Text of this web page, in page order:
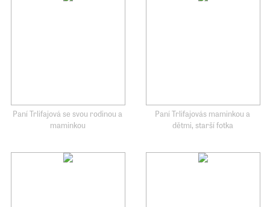
Paní Trlifajová se svou rodinou a
maminkou
Paní Trlifajovás maminkou a
dětmi, starší fotka